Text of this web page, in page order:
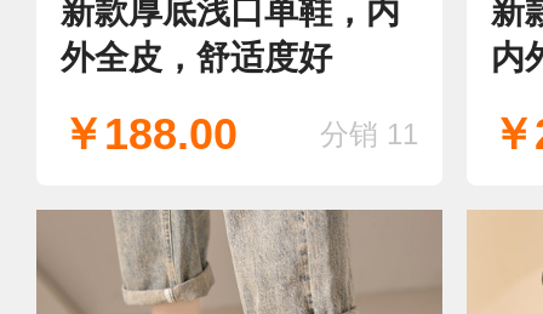
新款厚底浅口单鞋，内
外全皮，舒适度好
￥188.00 分销 11
新
内